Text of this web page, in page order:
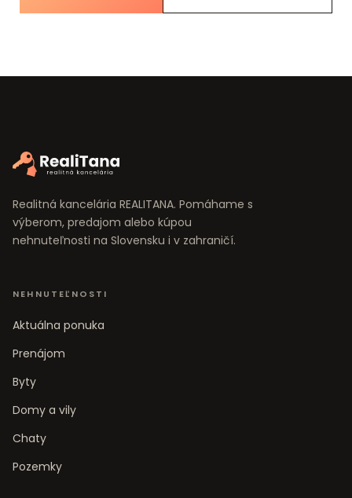
Realitná kancelária REALITANA. Pomáhame s
výberom, predajom alebo kúpou
nehnuteľnosti na Slovensku i v zahraničí.
NEHNUTEĽNOSTI
Aktuálna ponuka
Prenájom
Byty
Domy a vily
Chaty
Pozemky